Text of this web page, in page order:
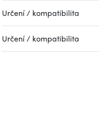
Určení / kompatibilita
Určení / kompatibilita